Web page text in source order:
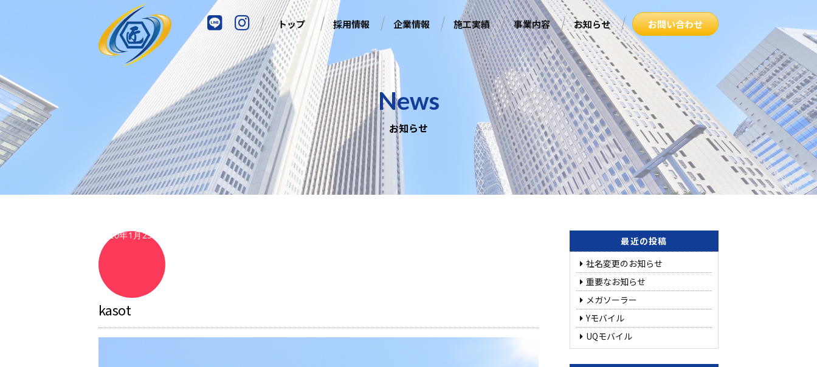
トップ 採用情報 企業情報 施工実績 事業内容 お知らせ お問い合わせ
News
お知らせ
2020年1月25日
kasot
最近の投稿
社名変更のお知らせ
重要なお知らせ
メガソーラー
Yモバイル
UQモバイル